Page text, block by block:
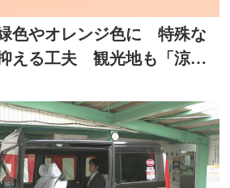
色やオレンジ色に 特殊な
える工夫 観光地も「涼」
分